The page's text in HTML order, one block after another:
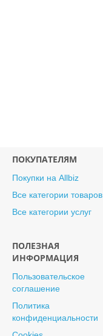
ПОКУПАТЕЛЯМ
Покупки на Allbiz
Все категории товаров
Все категории услуг
ПОЛЕЗНАЯ
ИНФОРМАЦИЯ
Пользовательское
соглашение
Политика
конфиденциальности